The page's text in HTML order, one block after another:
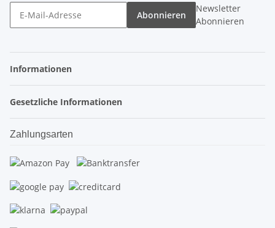
Abonnieren
Newsletter
Abonnieren
Informationen
Gesetzliche Informationen
Zahlungsarten